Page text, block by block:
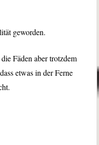
geworden.
Fäden aber trotzdem
etwas in der Ferne